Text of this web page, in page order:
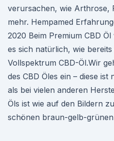
verursachen, wie Arthrose,
mehr. Hempamed
2020 Beim Premium CBD
es sich natürlich, wie
Vollspektrum CBD-Öl.Wir
des CBD Öles ein – diese
als bei vielen anderen
Öls ist wie auf den Bildern
schönen braun-gelb-